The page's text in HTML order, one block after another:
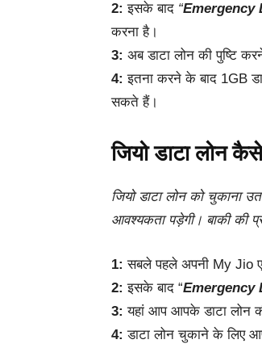
2: इसके बाद “Emergency
करना है।
3: अब डाटा लोन की पुष्टि
4: इतना करने के बाद 1GB
सकते हैं।
जियो डाटा लोन
जियो डाटा लोन को चुकाना
आवश्यकता पड़ेगी। बाकी की
1: सबले पहले अपनी My Jio
2: इसके बाद “Emergency
3: यहां आप आपके डाटा लोन
4: डाटा लोन चुकाने के लिए